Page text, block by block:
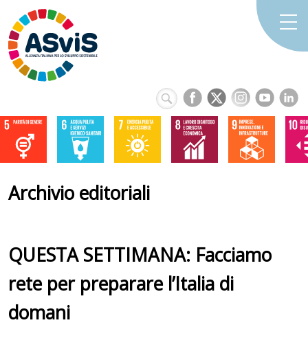
Archivio editoriali
QUESTA SETTIMANA: Facciamo
rete per preparare l’Italia di
domani